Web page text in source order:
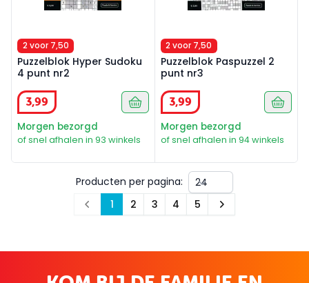
2 voor 7,50
Puzzelblok Hyper Sudoku
4 punt nr2
3,99
Morgen bezorgd
of snel afhalen in 93 winkels
2 voor 7,50
Puzzelblok Paspuzzel 2
punt nr3
3,99
Morgen bezorgd
of snel afhalen in 94 winkels
Producten per pagina:
Prev 1 2 3 4 5 Next